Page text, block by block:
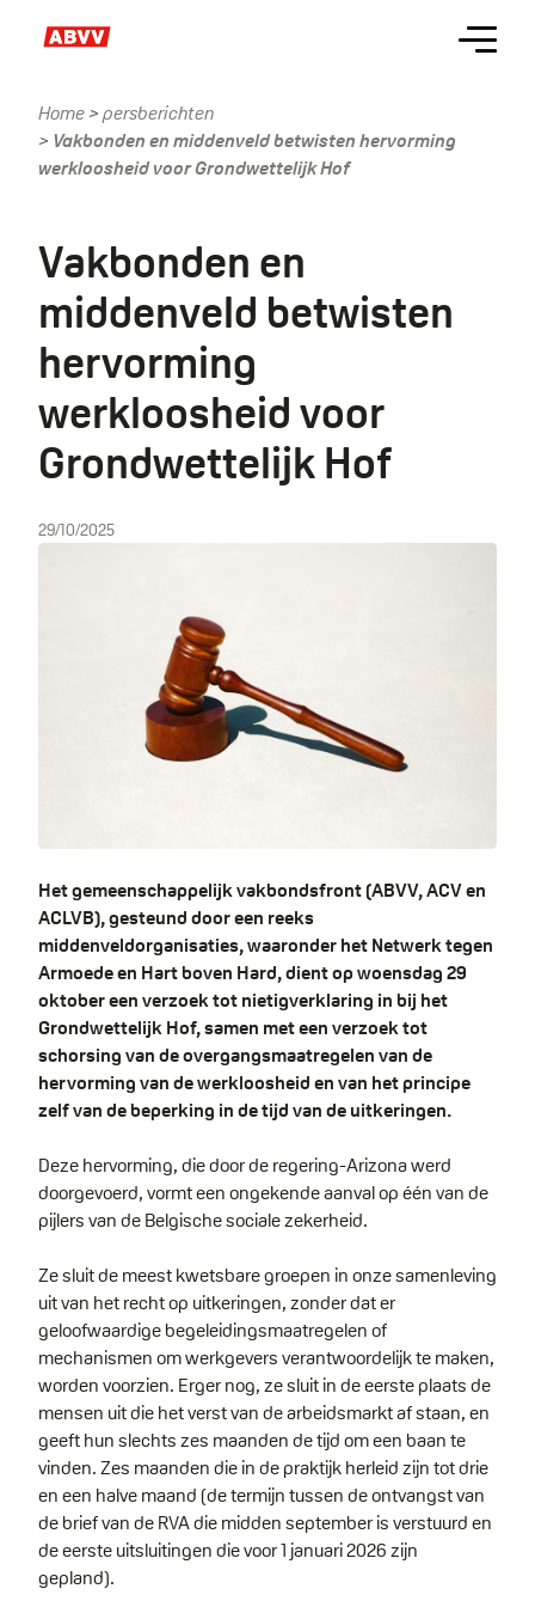
Menu
Kruimelpad
Home
persberichten
Vakbonden en middenveld betwisten hervorming
werkloosheid voor Grondwettelijk Hof
Vakbonden en
middenveld betwisten
hervorming
werkloosheid voor
Grondwettelijk Hof
29/10/2025
Het gemeenschappelijk vakbondsfront (ABVV, ACV en
ACLVB), gesteund door een reeks
middenveldorganisaties, waaronder het Netwerk tegen
Armoede en Hart boven Hard, dient op woensdag 29
oktober een verzoek tot nietigverklaring in bij het
Grondwettelijk Hof, samen met een verzoek tot
schorsing van de overgangsmaatregelen van de
hervorming van de werkloosheid en van het principe
zelf van de beperking in de tijd van de uitkeringen.
Deze hervorming, die door de regering-Arizona werd
doorgevoerd, vormt een ongekende aanval op één van de
pijlers van de Belgische sociale zekerheid.
Ze sluit de meest kwetsbare groepen in onze samenleving
uit van het recht op uitkeringen, zonder dat er
geloofwaardige begeleidingsmaatregelen of
mechanismen om werkgevers verantwoordelijk te maken,
worden voorzien. Erger nog, ze sluit in de eerste plaats de
mensen uit die het verst van de arbeidsmarkt af staan, en
geeft hun slechts zes maanden de tijd om een baan te
vinden. Zes maanden die in de praktijk herleid zijn tot drie
en een halve maand (de termijn tussen de ontvangst van
de brief van de RVA die midden september is verstuurd en
de eerste uitsluitingen die voor 1 januari 2026 zijn
gepland).